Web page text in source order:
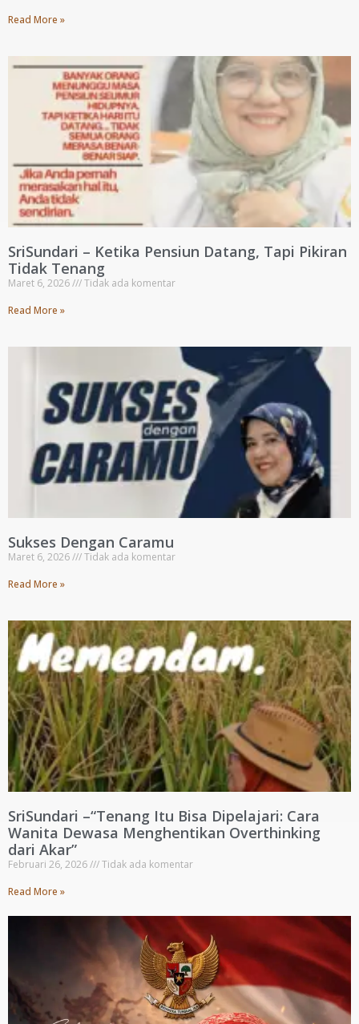
Read More »
SriSundari – Ketika Pensiun Datang, Tapi Pikiran
Tidak Tenang
Maret 6, 2026
Tidak ada komentar
Read More »
Sukses Dengan Caramu
Maret 6, 2026
Tidak ada komentar
Read More »
SriSundari –“Tenang Itu Bisa Dipelajari: Cara
Wanita Dewasa Menghentikan Overthinking
dari Akar”
Februari 26, 2026
Tidak ada komentar
Read More »